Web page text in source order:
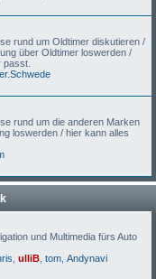
rund um Oldtimer diskutieren /
über Oldtimer loswerden /
passt.
rund um die anderen Marken
loswerden / hier kann alles
und Multimedia fürs Auto
ulliB tom Andynavi